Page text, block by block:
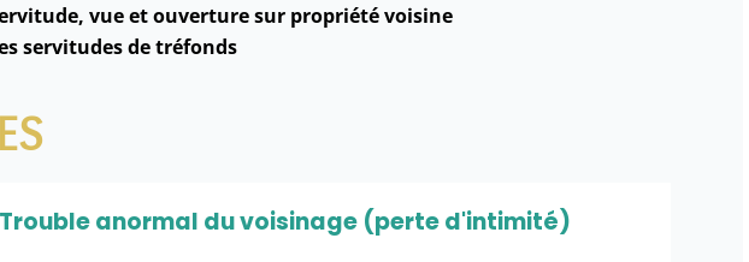
vue et ouverture sur propriété voisine
servitudes de tréfonds
: Trouble anormal du voisinage (perte d'intimité)